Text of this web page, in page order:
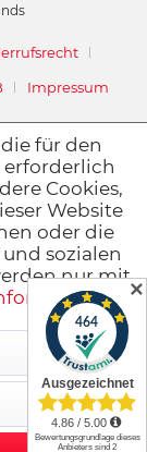
✕
Impressum
für den
erforderlich
Cookies,
Website
oder die
sozialen
nur mit